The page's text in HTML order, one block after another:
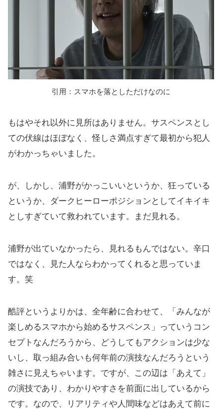
引用：スマホを落としただけなのに
もはやそれ以外に見所はありません。サスペンスとし
ての伏線はほぼなく、怪しさ満点すぎて最初から犯人
がわかっちゃいました。
が、しかし、浦野がかっこいいというか、狂っている
というか、ダークヒーローポジションとしてイキイキ
としすぎていて救われています。まだ見れる。
浦野が出ていなかったら、見れるもんではない。辛口
ではなく、見た人ならわかってくれると思っていま
す。笑
酷評というよりかは、全年齢に合わせて、「みんなが
楽しめるスマホから始めるサスペンス」っていうコン
セプトなんだろうから、どうしてもアクションは少な
いし、取っ組み合いも何年前の演技なんだろうという
雑さに見えちゃいます。ですが、この辺は「あえて」
の演技であり、わかりやすさを前面に出しているから
です。なので、リアリティや人間味などはあえて前に